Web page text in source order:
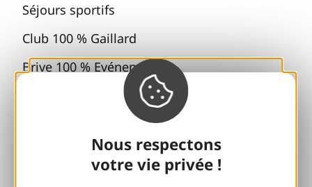
Nous respectons
votre vie privée !
Séjours sportifs
Club 100 % Gaillard
Brive 100 % Evénement